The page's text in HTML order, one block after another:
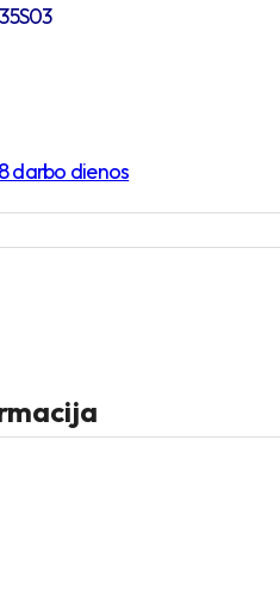
darbo dienos